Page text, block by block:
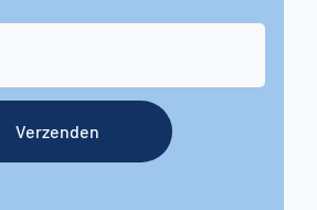
Verzenden